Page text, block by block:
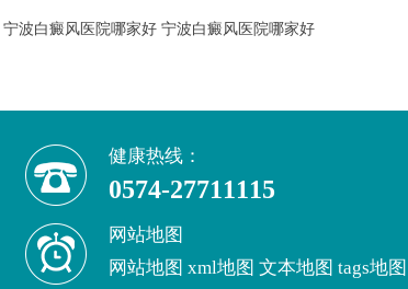
宁波白癜风医院哪家好 宁波白癜风医院哪家好
健康热线：
0574-27711115
网站地图
网站地图 xml地图 文本地图 tags地图